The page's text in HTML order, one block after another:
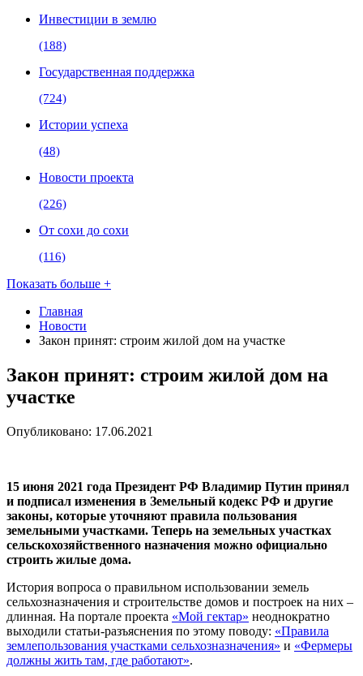
Инвестиции в землю
(188)
Государственная поддержка
(724)
Истории успеха
(48)
Новости проекта
(226)
От сохи до сохи
(116)
Показать больше +
Главная
Новости
Закон принят: строим жилой дом на участке
Закон принят: строим жилой дом на
участке
Опубликовано: 17.06.2021
15 июня 2021 года Президент РФ Владимир Путин принял
и подписал изменения в Земельный кодекс РФ и другие
законы, которые уточняют правила пользования
земельными участками. Теперь на земельных участках
сельскохозяйственного назначения можно официально
строить жилые дома.
История вопроса о правильном использовании земель
сельхозназначения и строительстве домов и построек на них –
длинная. На портале проекта «Мой гектар» неоднократно
выходили статьи-разъяснения по этому поводу: «Правила
землепользования участками сельхозназначения» и «Фермеры
должны жить там, где работают».